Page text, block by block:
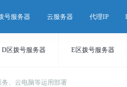
号服务器 云服务器 代理IP
D区拨号服务器 E区拨号服务器
、云电脑等运用部署